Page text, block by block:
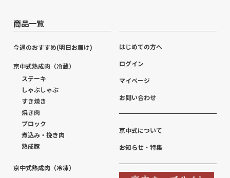
商品一覧
今週のおすすめ(明日お届け)
京中式熟成肉（冷蔵）
ステーキ
しゃぶしゃぶ
すき焼き
焼き肉
ブロック
煮込み・挽き肉
熟成豚
京中式熟成肉（冷凍）
はじめての方へ
ログイン
マイページ
お問い合わせ
京中式について
お知らせ・特集